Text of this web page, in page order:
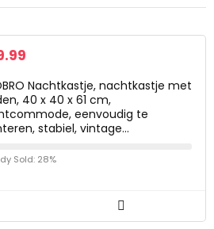
Nachtkastje, nachtkastje met
40 x 40 x 61 cm,
eenvoudig te
stabiel, vintage…
Sold: 28%